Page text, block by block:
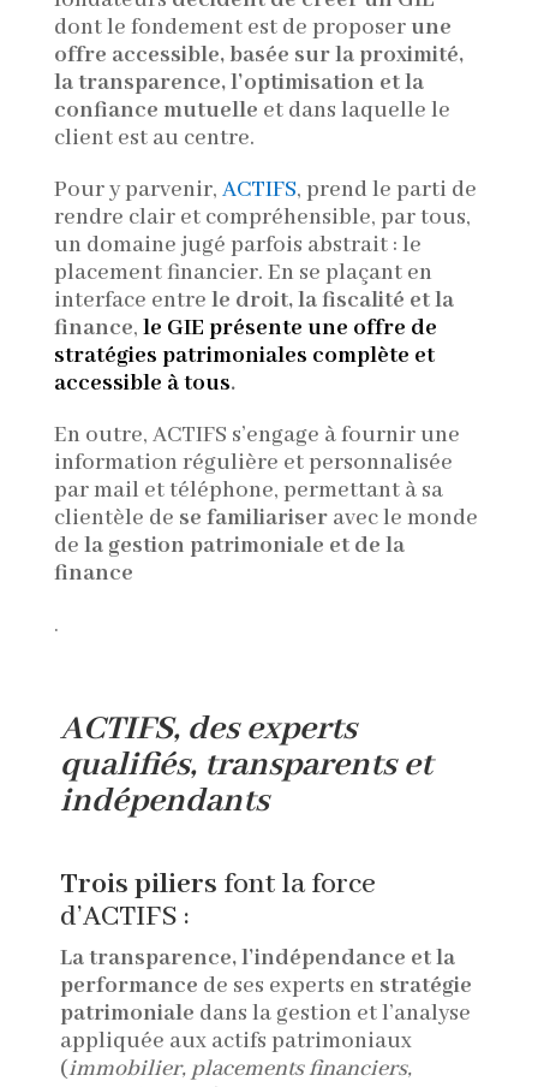
dont le fondement est de proposer une
offre accessible, basée sur la proximité,
la transparence, l’optimisation et la
confiance mutuelle et dans laquelle le
client est au centre.
Pour y parvenir, ACTIFS, prend le parti de
rendre clair et compréhensible, par tous,
un domaine jugé parfois abstrait : le
placement financier. En se plaçant en
interface entre le droit, la fiscalité et la
finance, le GIE présente une offre de
stratégies patrimoniales complète et
accessible à tous.
En outre, ACTIFS s’engage à fournir une
information régulière et personnalisée
par mail et téléphone, permettant à sa
clientèle de se familiariseravec le monde
de la gestion patrimoniale et de la
finance
.
ACTIFS, desexperts
qualifiés, transparents et
indépendants
Trois piliers font la force
d’ACTIFS :
La transparence, l’indépendance et la
performance de ses experts en stratégie
patrimoniale dans la gestion et l’analyse
appliquée aux actifs patrimoniaux
(immobilier, placements financiers,